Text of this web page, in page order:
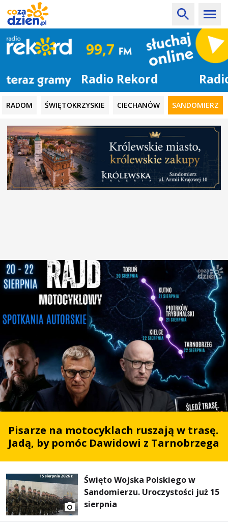
Radio Rekord
RADOM ŚWIĘTOKRZYSKIE CIECHANÓW SANDOMIERZ
Pisarze na motocyklach ruszają w trasę.
Jadą, by pomóc Dawidowi z Tarnobrzega
Święto Wojska Polskiego w
Sandomierzu. Uroczystości już 15
sierpnia